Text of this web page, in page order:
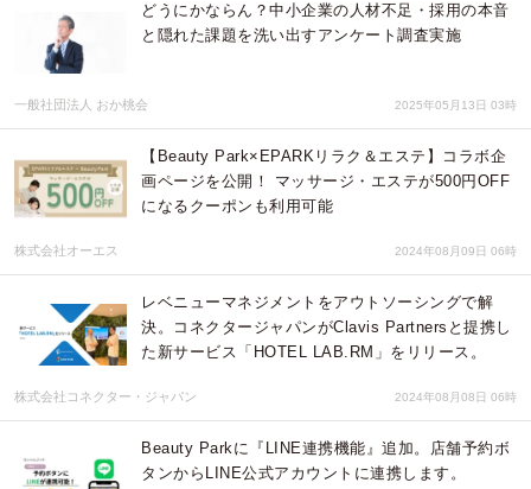
どうにかならん？中小企業の人材不足・採用の本音
と隠れた課題を洗い出すアンケート調査実施
一般社団法人 おか桃会 2025年05月13日 03時
【Beauty Park×EPARKリラク＆エステ】コラボ企
画ページを公開！ マッサージ・エステが500円OFF
になるクーポンも利用可能
株式会社オーエス 2024年08月09日 06時
レベニューマネジメントをアウトソーシングで解
決。コネクタージャパンがClavis Partnersと提携し
た新サービス「HOTEL LAB.RM」をリリース。
株式会社コネクター・ジャパン 2024年08月08日 06時
Beauty Parkに『LINE連携機能』追加。店舗予約ボ
タンからLINE公式アカウントに連携します。